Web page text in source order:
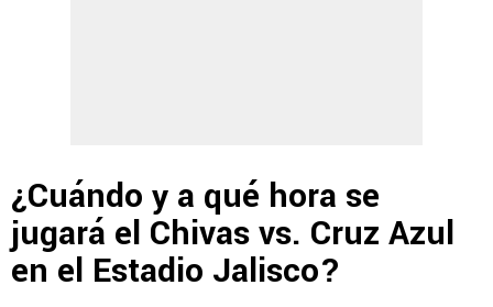
¿Cuándo y a qué hora se
jugará el Chivas vs. Cruz Azul
en el Estadio Jalisco?